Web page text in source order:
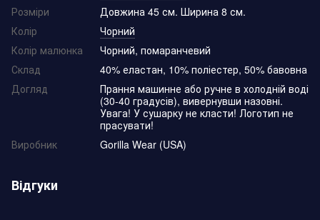
Розміри
Довжина 45 см. Ширина 8 см.
Колір
Чорний
Колір малюнка
Чорний, помаранчевий
Склад
40% еластан, 10% поліестер, 50% бавовна
Догляд
Прання машинне або ручне в холодній воді
(30-40 градусів), вивернувши назовні.
Увага! У сушарку не класти! Логотип не
прасувати!
Виробник
Gorilla Wear (USA)
Відгуки